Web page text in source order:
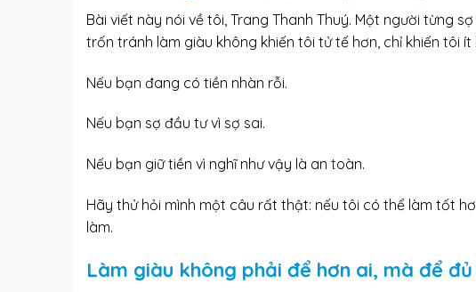
Bài viết này nói về tôi, Trang Thanh Thuý. Một người từng
trốn tránh làm giàu không khiến tôi tử tế hơn, chỉ khiến tôi ít
Nếu bạn đang có tiền nhàn rỗi.
Nếu bạn sợ đầu tư vì sợ sai.
Nếu bạn giữ tiền vì nghĩ như vậy là an toàn.
Hãy thử hỏi mình một câu rất thật: nếu tôi có thể làm tốt
làm.
Làm giàu không phải để hơn ai, mà để